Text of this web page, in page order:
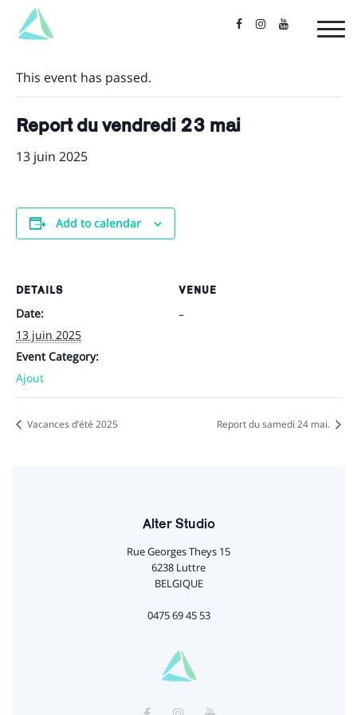
« All Events
This event has passed.
Report du vendredi 23 mai
13 juin 2025
Add to calendar
DETAILS
Date:
13 juin 2025
Event Category:
Ajout
VENUE
–
Vacances d’été 2025 Report du samedi 24 mai.
Alter Studio
Rue Georges Theys 15
6238 Luttre
BELGIQUE
0475 69 45 53